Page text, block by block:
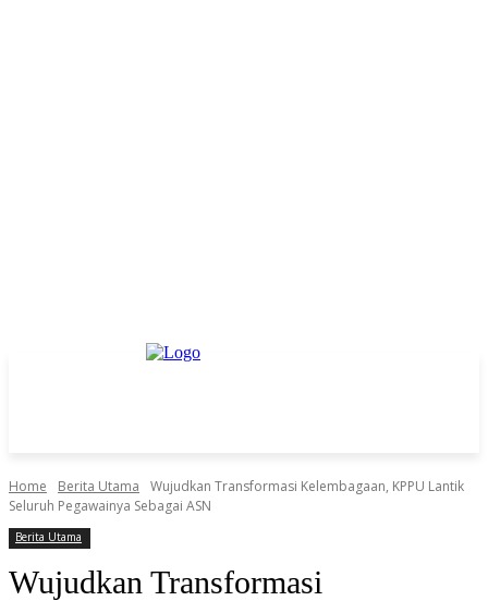
Home Berita Utama
Wujudkan Transformasi Kelembagaan, KPPU Lantik
Seluruh Pegawainya Sebagai ASN
Berita Utama
Wujudkan Transformasi